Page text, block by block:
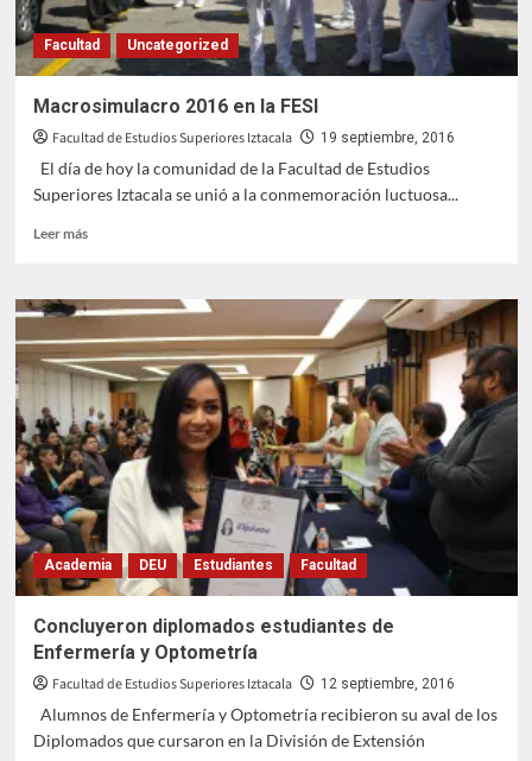
Facultad Uncategorized
Macrosimulacro 2016 en la FESI
Facultad de Estudios Superiores Iztacala 19 septiembre, 2016
El día de hoy la comunidad de la Facultad de Estudios
Superiores Iztacala se unió a la conmemoración luctuosa...
Leer másLeer
Macrosimulacro
2016
en
la
FESI
Academia DEU Estudiantes Facultad
Concluyeron diplomados estudiantes de
Enfermería y Optometría
Facultad de Estudios Superiores Iztacala 12 septiembre, 2016
Alumnos de Enfermería y Optometría recibieron su aval de los
Diplomados que cursaron en la División de Extensión